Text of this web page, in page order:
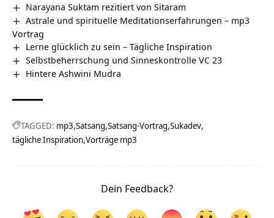
Narayana Suktam rezitiert von Sitaram
Astrale und spirituelle Meditationserfahrungen – mp3
Vortrag
Lerne glücklich zu sein – Tägliche Inspiration
Selbstbeherrschung und Sinneskontrolle VC 23
Hintere Ashwini Mudra
TAGGED: mp3 Satsang Satsang-Vortrag Sukadev
tägliche Inspiration Vorträge mp3
Dein Feedback?